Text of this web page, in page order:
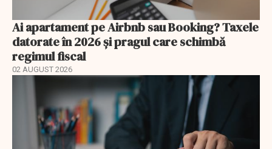
Ai apartament pe Airbnb sau Booking? Taxele
datorate în 2026 și pragul care schimbă
regimul fiscal
02 AUGUST 2026